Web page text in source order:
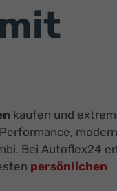
kaufen und
Bei Autoflex24
persönlichen